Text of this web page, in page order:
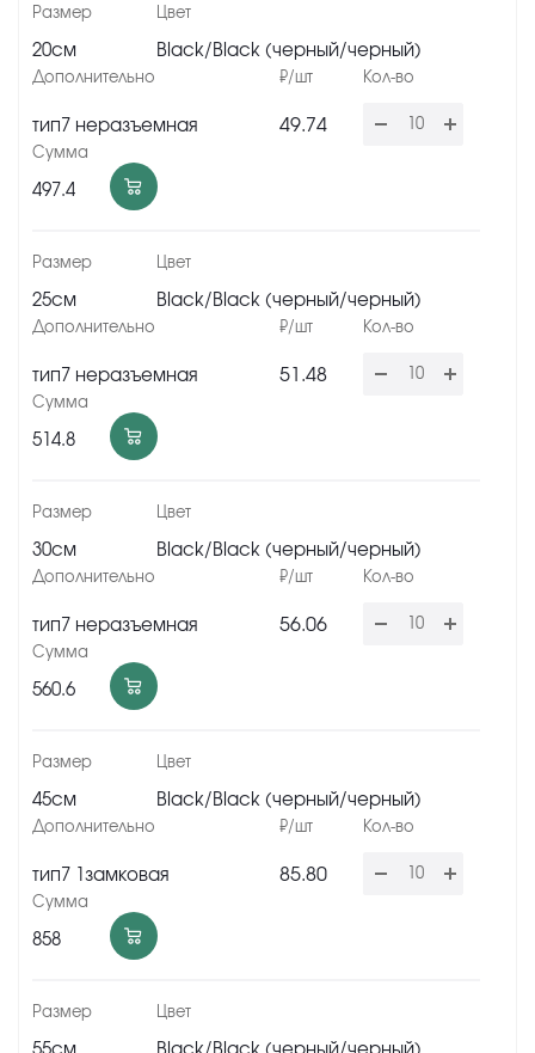
20см Black/Black (черный/черный)
тип7 неразъемная 49.74
497.4
25см Black/Black (черный/черный)
тип7 неразъемная 51.48
514.8
30см Black/Black (черный/черный)
тип7 неразъемная 56.06
560.6
45см Black/Black (черный/черный)
тип7 1замковая 85.80
858